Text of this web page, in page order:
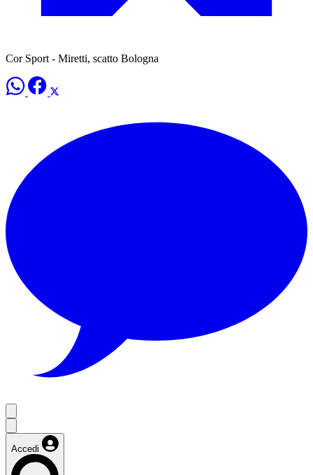
Cor Sport - Miretti, scatto Bologna
Accedi